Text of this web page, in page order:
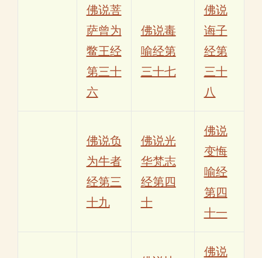
佛说菩
萨曾为
鳖王经
第三十
六
佛说毒
喻经第
三十七
佛说
诲子
经第
三十
八
佛说负
为牛者
经第三
十九
佛说光
华梵志
经第四
十
佛说
变悔
喻经
第四
十一
佛说